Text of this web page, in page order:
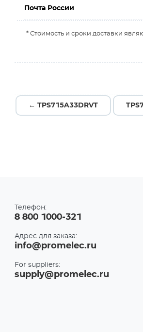
Почта России
* Стоимость и сроки доставки
← TPS715A33DRVT
Телефон:
8 800 1000-321
Адрес для заказа:
info@promelec.ru
For suppliers:
supply@promelec.ru